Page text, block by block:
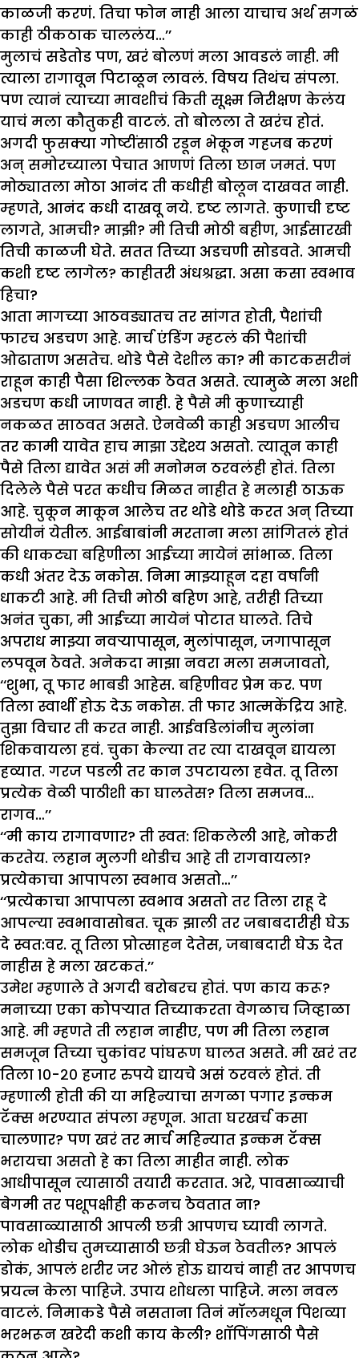
काळजी करणं. तिचा फोन नाही आला याचाच अर्थ सगळं
काही ठीकठाक चाललंय…’’
मुलाचं सडेतोड पण, खरं बोलणं मला आवडलं नाही. मी
त्याला रागावून पिटाळून लावलं. विषय तिथंच संपला.
पण त्यानं त्याच्या मावशीचं किती सूक्ष्म निरीक्षण केलंय
याचं मला कौतुकही वाटलं. तो बोलला ते खरंच होतं.
अगदी फुसक्या गोष्टींसाठी रडून भेकून गहजब करणं
अन् समोरच्याला पेचात आणणं तिला छान जमतं. पण
मोठ्यातला मोठा आनंद ती कधीही बोलून दाखवत नाही.
म्हणते, आनंद कधी दाखवू नये. दृष्ट लागते. कुणाची दृष्ट
लागते, आमची? माझी? मी तिची मोठी बहीण, आईसारखी
तिची काळजी घेते. सतत तिच्या अडचणी सोडवते. आमची
कशी दृष्ट लागेल? काहीतरी अंधश्रद्धा. असा कसा स्वभाव
हिचा?
आता मागच्या आठवड्यातच तर सांगत होती, पैशांची
फारच अडचण आहे. मार्च एंडिंग म्हटलं की पैशांची
ओढाताण असतेच. थोडे पैसे देशील का? मी काटकसरीनं
राहून काही पैसा शिल्लक ठेवत असते. त्यामुळे मला अशी
अडचण कधी जाणवत नाही. हे पैसे मी कुणाच्याही
नकळत साठवत असते. ऐनवेळी काही अडचण आलीच
तर कामी यावेत हाच माझा उद्देश्य असतो. त्यातून काही
पैसे तिला द्यावेत असं मी मनोमन ठरवलंही होतं. तिला
दिलेले पैसे परत कधीच मिळत नाहीत हे मलाही ठाऊक
आहे. चुकून माकून आलेच तर थोडे थोडे करत अन् तिच्या
सोयीनं येतील. आईबाबांनी मरताना मला सांगितलं होतं
की धाकट्या बहिणीला आईच्या मायेनं सांभाळ. तिला
कधी अंतर देऊ नकोस. निमा माझ्याहून दहा वर्षांनी
धाकटी आहे. मी तिची मोठी बहिण आहे, तरीही तिच्या
अनंत चुका, मी आईच्या मायेनं पोटात घालते. तिचे
अपराध माझ्या नवऱ्यापासून, मुलांपासून, जगापासून
लपवून ठेवते. अनेकदा माझा नवरा मला समजावतो,
‘‘शुभा, तू फार भाबडी आहेस. बहिणीवर प्रेम कर. पण
तिला स्वार्थी होऊ देऊ नकोस. ती फार आत्मकेंद्रिय आहे.
तुझा विचार ती करत नाही. आईवडिलांनीच मुलांना
शिकवायला हवं. चुका केल्या तर त्या दाखवून द्यायला
हव्यात. गरज पडली तर कान उपटायला हवेत. तू तिला
प्रत्येक वेळी पाठीशी का घालतेस? तिला समजव…
रागव…’’
‘‘मी काय रागावणार? ती स्वत: शिकलेली आहे, नोकरी
करतेय. लहान मुलगी थोडीच आहे ती रागवायला?
प्रत्येकाचा आपापला स्वभाव असतो…’’
‘‘प्रत्येकाचा आपापला स्वभाव असतो तर तिला राहू दे
आपल्या स्वभावासोबत. चूक झाली तर जबाबदारीही घेऊ
दे स्वत:वर. तू तिला प्रोत्साहन देतेस, जबाबदारी घेऊ देत
नाहीस हे मला खटकतं.’’
उमेश म्हणाले ते अगदी बरोबरच होतं. पण काय करू?
मनाच्या एका कोपऱ्यात तिच्याकरता वेगळाच जिव्हाळा
आहे. मी म्हणते ती लहान नाहीए, पण मी तिला लहान
समजून तिच्या चुकांवर पांघरूण घालत असते. मी खरं तर
तिला १०-२० हजार रुपये द्यायचे असं ठरवलं होतं. ती
म्हणाली होती की या महिन्याचा सगळा पगार इन्कम
टॅक्स भरण्यात संपला म्हणून. आता घरखर्च कसा
चालणार? पण खरं तर मार्च महिन्यात इन्कम टॅक्स
भरायचा असतो हे का तिला माहीत नाही. लोक
आधीपासून त्यासाठी तयारी करतात. अरे, पावसाळ्याची
बेगमी तर पशूपक्षीही करूनच ठेवतात ना?
पावसाळ्यासाठी आपली छत्री आपणच घ्यावी लागते.
लोक थोडीच तुमच्यासाठी छत्री घेऊन ठेवतील? आपलं
डोकं, आपलं शरीर जर ओलं होऊ द्यायचं नाही तर आपणच
प्रयत्न केला पाहिजे. उपाय शोधला पाहिजे. मला नवल
वाटलं. निमाकडे पैसे नसताना तिनं मॉलमधून पिशव्या
भरभरून खरेदी कशी काय केली? शॉपिंगसाठी पैसे